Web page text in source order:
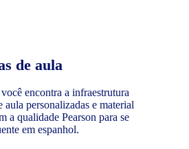
de aula
encontra a infraestrutura
aula personalizadas e material
a qualidade Pearson para se
em espanhol.